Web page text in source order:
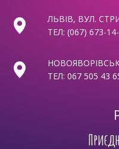
ЛЬВІВ, ВУЛ.
ТЕЛ:(067) 673-
ТЕЛ:067 505 43